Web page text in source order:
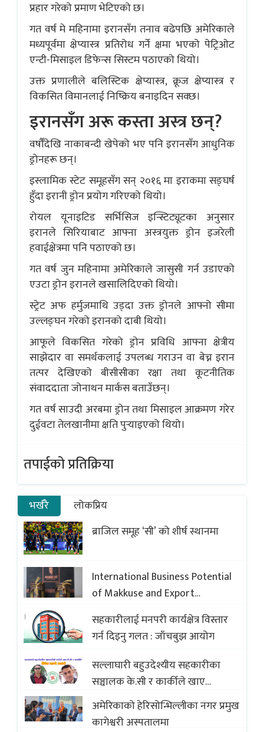
प्रहार गरेको प्रमाण भेटिएको छ।
गत वर्ष मे महिनामा इरानसँग तनाव बढेपछि अमेरिकाले
मध्यपूर्वमा क्षेप्यास्त्र प्रतिरोध गर्ने क्षमा भएको पेट्रिओट
एन्टी-मिसाइल डिफेन्स सिस्टम पठाएको थियो।
उक्त प्रणालीले बलिस्टिक क्षेप्यास्त्र, क्रूज क्षेप्यास्त्र र
विकसित विमानलाई निष्क्रिय बनाइदिन सक्छ।
इरानसँग अरू कस्ता अस्त्र छन्?
वर्षौँदेखि नाकाबन्दी खेपेको भए पनि इरानसँग आधुनिक
ड्रोनहरू छन्।
इस्लामिक स्टेट समूहसँग सन् २०१६ मा इराकमा सङ्घर्ष
हुँदा इरानी ड्रोन प्रयोग गरिएको थियो।
रोयल यूनाइटिड सर्भिसिज इन्स्टिट्यूटका अनुसार
इरानले सिरियाबाट आफ्ना अस्त्रयुक्त ड्रोन इजरेली
हवाईक्षेत्रमा पनि पठाएको छ।
गत वर्ष जुन महिनामा अमेरिकाले जासुसी गर्न उडाएको
एउटा ड्रोन इरानले खसालिदिएको थियो।
स्ट्रेट अफ हर्मुजमाथि उड्दा उक्त ड्रोनले आफ्नो सीमा
उल्लङ्घन गरेको इरानको दाबी थियो।
आफूले विकसित गरेको ड्रोन प्रविधि आफ्ना क्षेत्रीय
साझेदार वा समर्थकलाई उपलब्ध गराउन वा बेच्न इरान
तत्पर देखिएको बीसीसीका रक्षा तथा कूटनीतिक
संवाददाता जोनाथन मार्कस बताउँछन्।
गत वर्ष साउदी अरबमा ड्रोन तथा मिसाइल आक्रमण गरेर
दुईवटा तेलखानीमा क्षति पुर्‍याइएको थियो।
तपाईको प्रतिक्रिया
भर्खरै
लोकप्रिय
ब्राजिल समूह ‘सी’ को शीर्ष स्थानमा
International Business Potential
of Makkuse and Export
Opportunities of Nepali Sweets
with Global Comparison to
Baklava
सहकारीलाई मनपरी कार्यक्षेत्र विस्तार
गर्न दिइनु गलत : जाँचबुझ आयोग
सल्लाघारी बहुउदेश्यीय सहकारीका
सञ्चालक के.सी र कार्कीले खाए
सदस्यको करोडौं बचत
अमेरिकाको हेरिसोन्भिल्लीका नगर प्रमुख
कागेश्वरी अस्पतालमा